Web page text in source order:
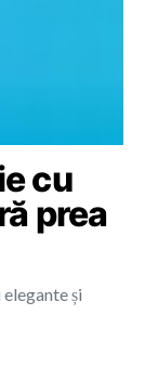
cu
prea
și